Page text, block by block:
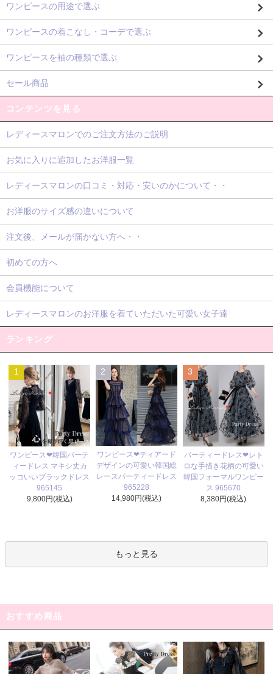
ワンピースの用途で選ぶ
ワンピースの着こなし・コーデで選ぶ
ワンピースを袖の種類で選ぶ
セール商品
コンテンツを見る
レディースマロンでのご注文方法のご説明
お気に入りに追加したお洋服一覧
レディースマロンの口コミ・対応・安いのかについて・・
お洋服のサイズ感の違いについて
注文後、メールが届かない方へ・・
初めての方へ
会員機能について
レディースマロンのお洋服を着ていただいた可愛い女子達
ランキング
1
ワンピース❤韓国パーテ
ィードレス マキシ丈カ
ッコいいブラックドレス
965145
9,800円(税込)
2
ワンピース❤ティアード
デザインの可愛い韓国総
レースパーティードレス
965228
14,980円(税込)
3
パーティードレス❤レト
ロな手描き花柄の可愛い
韓国フォーマルワンピー
ス 965670
8,380円(税込)
もっと見る
おすすめ商品